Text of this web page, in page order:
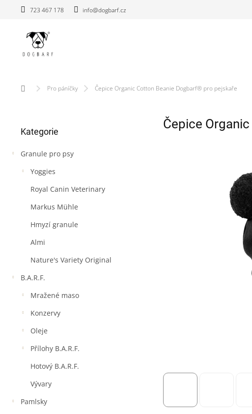
723 467 178 info@dogbarf.cz
Domů Pro páníčky Čepice Organic Cotton Beanie Dogbarf® pro pejskaře
s
r
a
kategorie
Kategorie
Granule pro psy
Yoggies
Royal Canin Veterinary
Markus Mühle
Hmyzí granule
Almi
Nature's Variety Original
B.A.R.F.
Mražené maso
Konzervy
Oleje
Přílohy B.A.R.F.
Hotový B.A.R.F.
Vývary
Pamlsky
Čepice